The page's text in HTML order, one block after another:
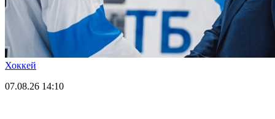
Хоккей
07.08.26 14:10